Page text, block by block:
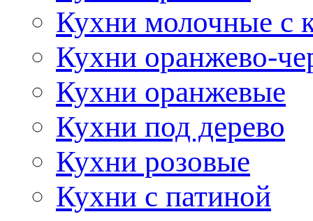
Кухни молочные с
Кухни оранжево-
Кухни оранжевые
Кухни под дерево
Кухни розовые
Кухни с патиной